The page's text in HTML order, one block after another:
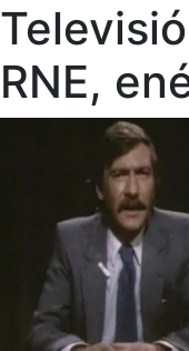
RNE,